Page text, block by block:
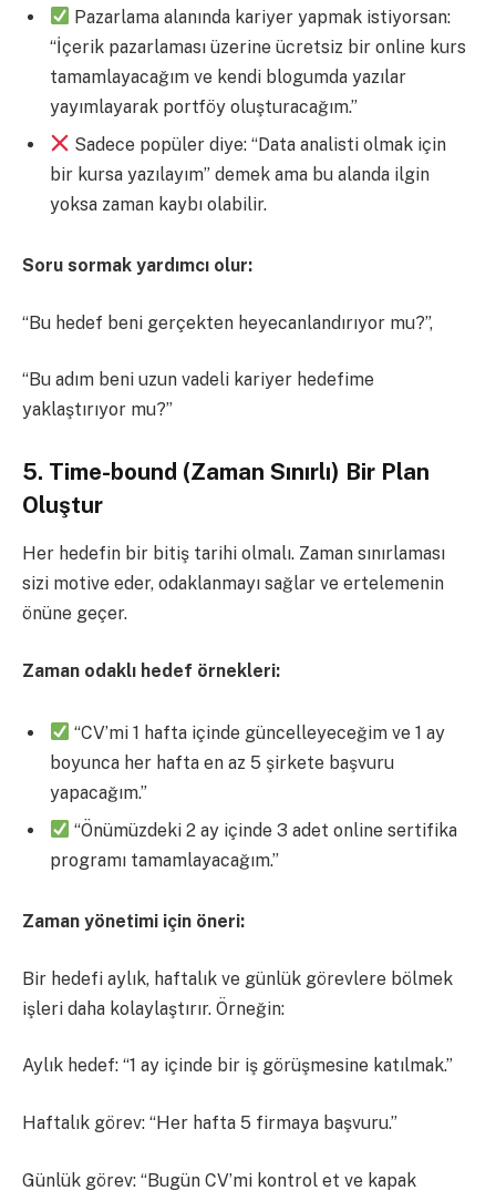
Pazarlama alanında kariyer yapmak istiyorsan:
“İçerik pazarlaması üzerine ücretsiz bir online kurs
tamamlayacağım ve kendi blogumda yazılar
yayımlayarak portföy oluşturacağım.”
Sadece popüler diye: “Data analisti olmak için
bir kursa yazılayım” demek ama bu alanda ilgin
yoksa zaman kaybı olabilir.
Soru sormak yardımcı olur:
“Bu hedef beni gerçekten heyecanlandırıyor mu?”,
“Bu adım beni uzun vadeli kariyer hedefime
yaklaştırıyor mu?”
5. Time-bound (Zaman Sınırlı) Bir Plan
Oluştur
Her hedefin bir bitiş tarihi olmalı. Zaman sınırlaması
sizi motive eder, odaklanmayı sağlar ve ertelemenin
önüne geçer.
Zaman odaklı hedef örnekleri:
“CV’mi 1 hafta içinde güncelleyeceğim ve 1 ay
boyunca her hafta en az 5 şirkete başvuru
yapacağım.”
“Önümüzdeki 2 ay içinde 3 adet online sertifika
programı tamamlayacağım.”
Zaman yönetimi için öneri:
Bir hedefi aylık, haftalık ve günlük görevlere bölmek
işleri daha kolaylaştırır. Örneğin:
Aylık hedef: “1 ay içinde bir iş görüşmesine katılmak.”
Haftalık görev: “Her hafta 5 firmaya başvuru.”
Günlük görev: “Bugün CV’mi kontrol et ve kapak